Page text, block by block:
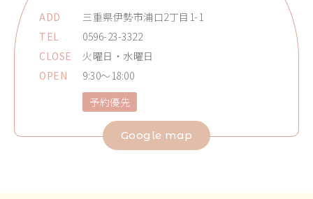
ADD
三重県伊勢市浦口2丁目1-1
TEL
0596-23-3322
CLOSE
火曜日・水曜日
OPEN
9:30～18:00
予約優先
Google map